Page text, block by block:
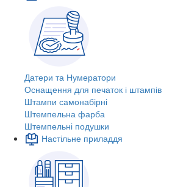
Датери та Нумератори
Оснащення для печаток і штампів
Штампи самонабірні
Штемпельна фарба
Штемпельні подушки
Настільне приладдя